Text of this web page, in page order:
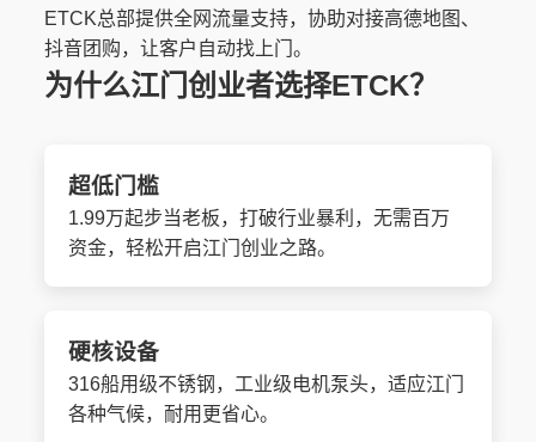
ETCK总部提供全网流量支持，协助对接高德地图、
抖音团购，让客户自动找上门。
为什么江门创业者选择ETCK？
超低门槛
1.99万起步当老板，打破行业暴利，无需百万
资金，轻松开启江门创业之路。
硬核设备
316船用级不锈钢，工业级电机泵头，适应江门
各种气候，耐用更省心。